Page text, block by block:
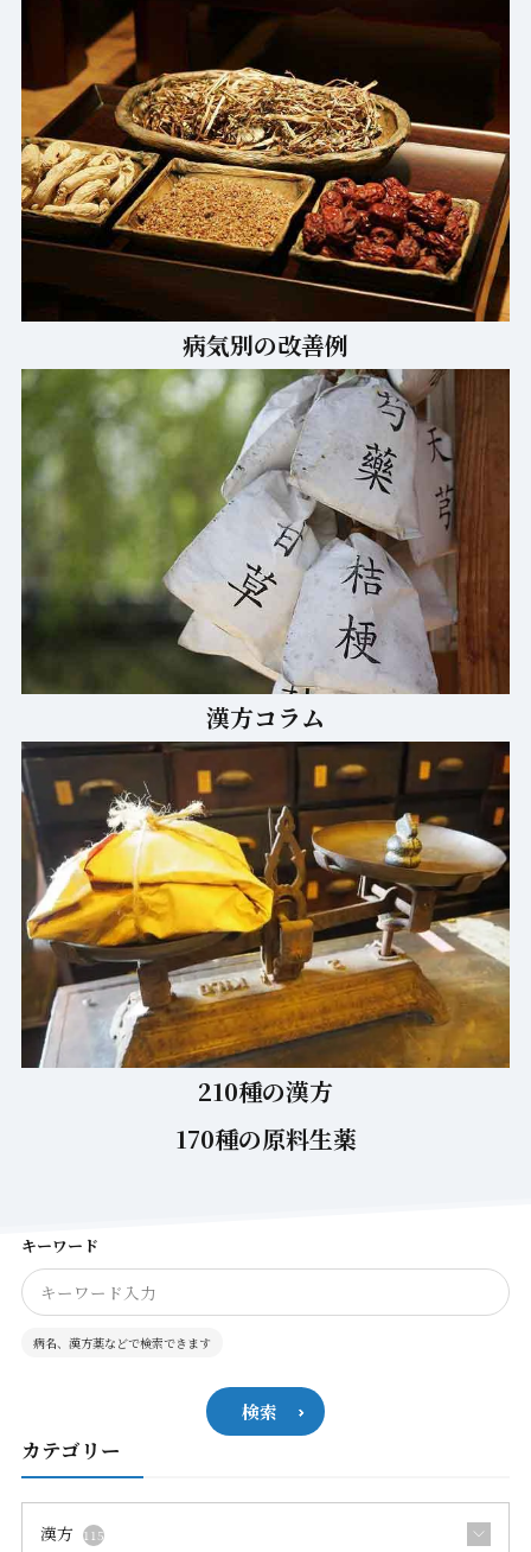
病気別の改善例
漢方コラム
210種の漢方
170種の原料生薬
キーワード
病名、漢方薬などで検索できます
検索
カテゴリー
漢方 115